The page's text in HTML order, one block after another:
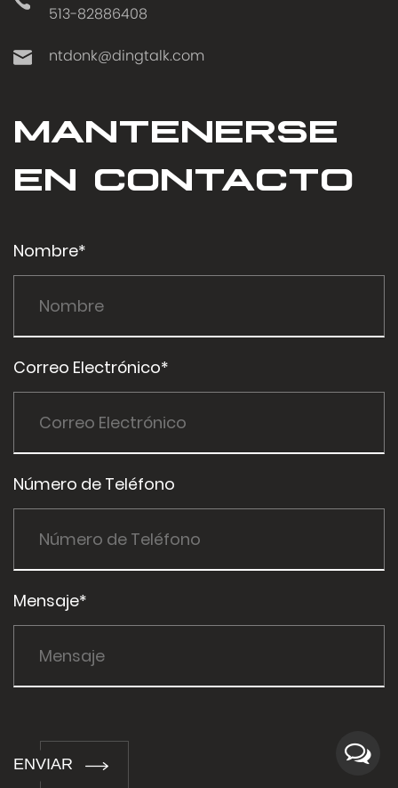
513-82886408
ntdonk@dingtalk.com
MANTENERSE
EN CONTACTO
Nombre*
Correo Electrónico*
Número de Teléfono
Mensaje*
ENVIAR